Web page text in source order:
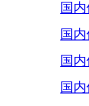
国
国
国
国